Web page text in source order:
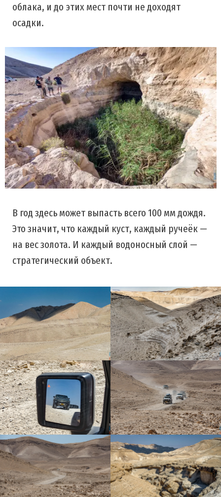
облака, и до этих мест почти не доходят
осадки.
В год здесь может выпасть всего 100 мм дождя.
Это значит, что каждый куст, каждый ручеёк —
на вес золота. И каждый водоносный слой —
стратегический объект.